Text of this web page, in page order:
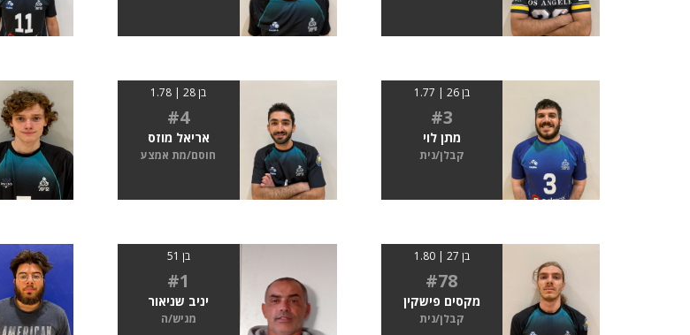
בן 26 | 1.77
#3
מתן לוי
קבלן/נית
בן 28 | 1.78
#4
אריאל מוזס
חוסם/מת אמצע
בן 27 | 1.80
#78
מקסים פישקין
קבלן/נית
בן 51
#1
יניב שניאור
מגיש/ה